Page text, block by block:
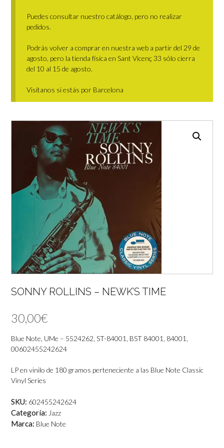
Puedes consultar nuestro catálogo, pero no realizar
pedidos.
Podrás volver a comprar en nuestra web a partir del 29 de
agosto, pero la tienda física en Sant Vicenç 33 sólo cierra
del 10 al 15 de agosto.
Visítanos si estás por Barcelona
SONNY ROLLINS – NEWK’S TIME
30,00€
Blue Note, UMe – 5524262, ST-84001, BST 84001, 84001,
00602455242624
LP en vinilo de 180 gramos perteneciente a las Blue Note Classic
Vinyl Series
SKU: 602455242624
Categoría: Jazz
Marca: Blue Note